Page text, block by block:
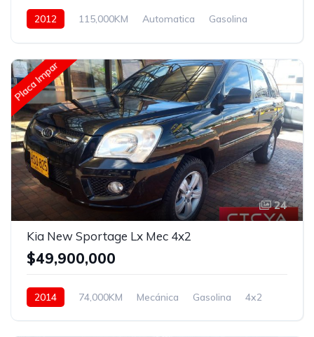
2012 115,000KM Automatica
Gasolina
Placa Impar
24
Kia New Sportage Lx Mec 4x2
$49,900,000
2014 74,000KM Mecánica Gasolina 4x2